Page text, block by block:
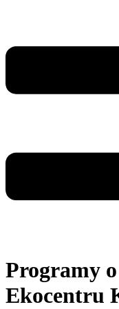
Programy
Ekocentru